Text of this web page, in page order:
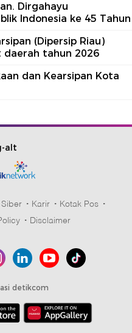
Dirgahayu
Indonesia ke 45 Tahun
(Dipersip Riau)
tahun 2026
dan Kearsipan Kota
Karir
Kotak Pos
Disclaimer
detikcom